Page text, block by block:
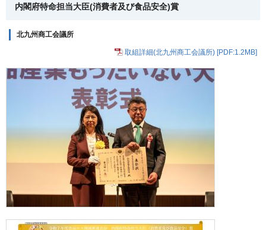
内閣府特命担当大臣(消費者及び食品安全)賞
北九州商工会議所
取組詳細(北九州商工会議所) [PDF:1.2MB]